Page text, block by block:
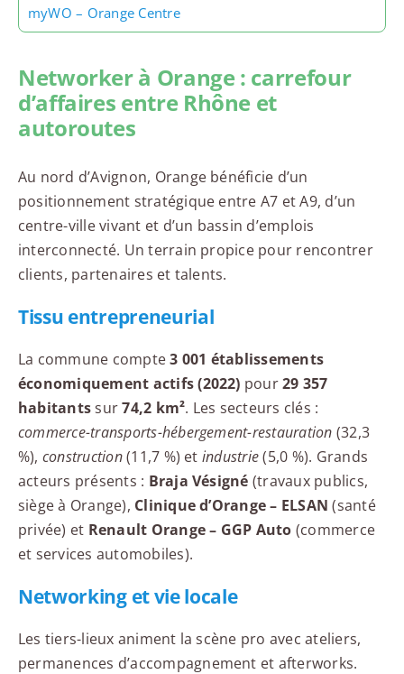
myWO – Orange Centre
Networker à Orange : carrefour
d’affaires entre Rhône et
autoroutes
Au nord d’Avignon, Orange bénéficie d’un
positionnement stratégique entre A7 et A9, d’un
centre-ville vivant et d’un bassin d’emplois
interconnecté. Un terrain propice pour rencontrer
clients, partenaires et talents.
Tissu entrepreneurial
La commune compte3 001 établissements
économiquement actifs (2022) pour29 357
habitantssur74,2 km². Les secteurs clés :
commerce-transports-hébergement-restauration (32,3
%), construction(11,7 %) et industrie(5,0 %). Grands
acteurs présents : Braja Vésigné (travaux publics,
siège à Orange), Clinique d’Orange – ELSAN (santé
privée) et Renault Orange – GGP Auto (commerce
et services automobiles).
Networking et vie locale
Les tiers-lieux animent la scène pro avec ateliers,
permanences d’accompagnement et afterworks.